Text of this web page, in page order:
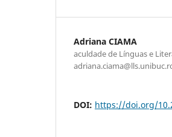
Adriana CIAMA
aculdade de Línguas e
DOI: https://doi.org/